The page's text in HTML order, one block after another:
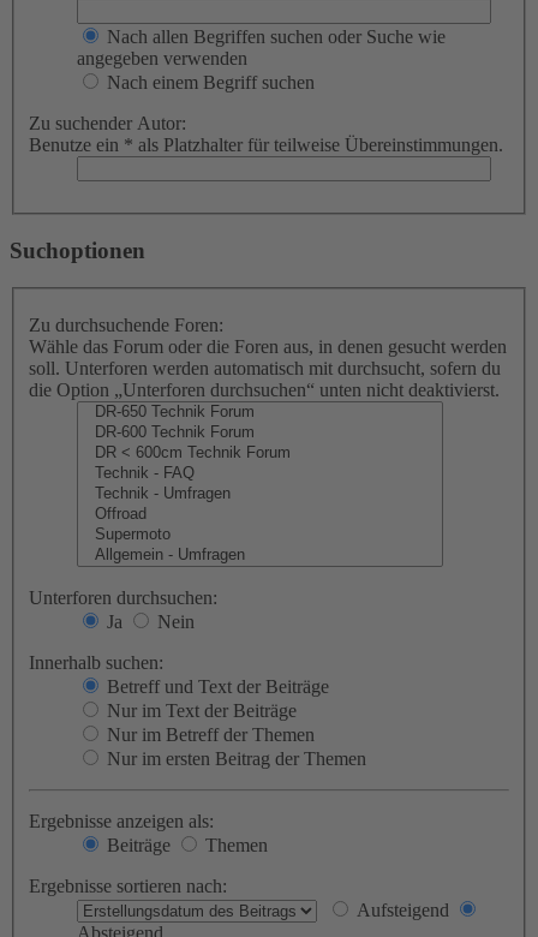
Nach allen Begriffen suchen oder Suche wie
angegeben verwenden
Nach einem Begriff suchen
Zu suchender Autor:
Benutze ein * als Platzhalter für teilweise Übereinstimmungen.
Suchoptionen
Zu durchsuchende Foren:
Wähle das Forum oder die Foren aus, in denen gesucht werden
soll. Unterforen werden automatisch mit durchsucht, sofern du
die Option „Unterforen durchsuchen“ unten nicht deaktivierst.
Unterforen durchsuchen:
Ja
Nein
Innerhalb suchen:
Betreff und Text der Beiträge
Nur im Text der Beiträge
Nur im Betreff der Themen
Nur im ersten Beitrag der Themen
Ergebnisse anzeigen als:
Beiträge
Themen
Ergebnisse sortieren nach:
Aufsteigend